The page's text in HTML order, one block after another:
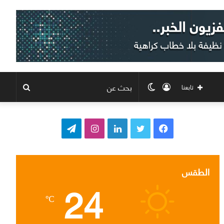
الوضع
المظلم
تسجيل
الدخول
تابعنا
ف
ب
و
ق
ت
ر
الطقس 24
℃